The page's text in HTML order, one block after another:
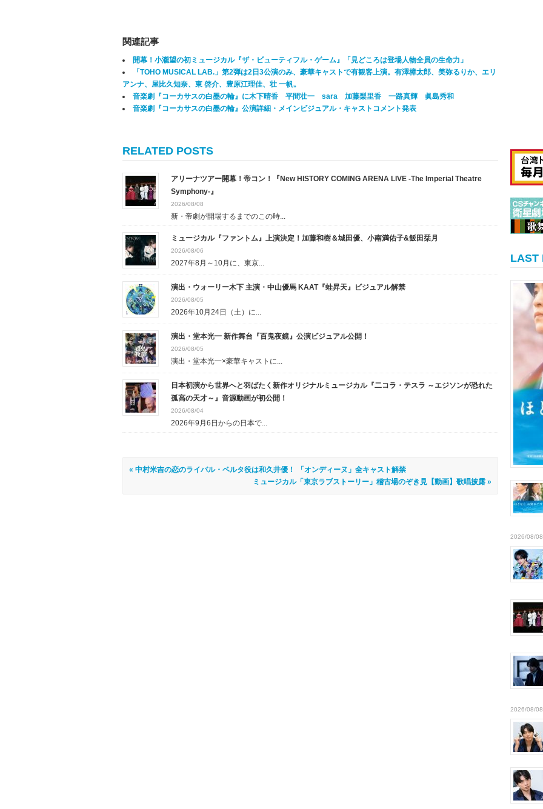
関連記事
開幕！小瀧望の初ミュージカル『ザ・ビューティフル・ゲーム』「見どころは登場人物全員の生命力」
「TOHO MUSICAL LAB.」第2弾は2日3公演のみ、豪華キャストで有観客上演。有澤樟太郎、美弥るりか、エリ
アンナ、屋比久知奈、東 啓介、豊原江理佳、壮 一帆。
音楽劇『コーカサスの白墨の輪』に木下晴香 平間壮一 sara 加藤梨里香 一路真輝 眞島秀和
音楽劇『コーカサスの白墨の輪』公演詳細・メインビジュアル・キャストコメント発表
RELATED POSTS
アリーナツアー開幕！帝コン！『New HISTORY COMING ARENA LIVE -The Imperial Theatre
Symphony-』
2026/08/08
新・帝劇が開場するまでのこの時...
ミュージカル『ファントム』上演決定！加藤和樹＆城田優、小南満佑子&飯田栞月
2026/08/06
2027年8月～10月に、東京...
演出・ウォーリー木下 主演・中山優馬 KAAT『蛙昇天』ビジュアル解禁
2026/08/05
2026年10月24日（土）に...
演出・堂本光一 新作舞台『百鬼夜鏡』公演ビジュアル公開！
2026/08/05
演出・堂本光一×豪華キャストに...
日本初演から世界へと羽ばたく新作オリジナルミュージカル『二コラ・テスラ ～エジソンが恐れた
孤高の天才～』音源動画が初公開！
2026/08/04
2026年9月6日からの日本で...
« 中村米吉の恋のライバル・ベルタ役は和久井優！ 「オンディーヌ」全キャスト解禁
ミュージカル「東京ラブストーリー」稽古場のぞき見【動画】歌唱披露 »
LAST
2026/08/08
2026/08/08